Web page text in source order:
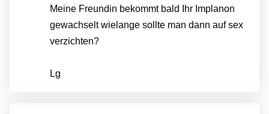
Meine Freundin bekommt bald Ihr Implanon
gewachselt wielange sollte man dann auf sex
verzichten?
Lg